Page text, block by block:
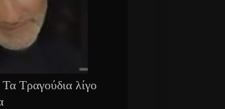
Τραγούδια λίγο